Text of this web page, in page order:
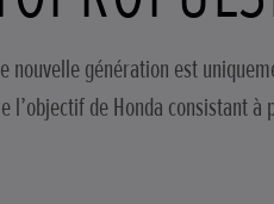
nouvelle génération est
l’objectif de Honda consistant